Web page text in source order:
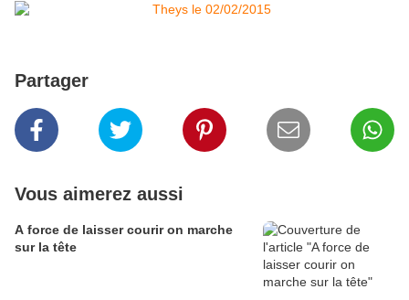
Partager
Vous aimerez aussi
A force de laisser courir on marche
sur la tête